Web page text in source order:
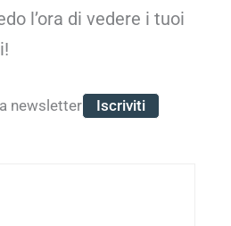
l’ora di vedere i tuoi
newsletter Iscriviti